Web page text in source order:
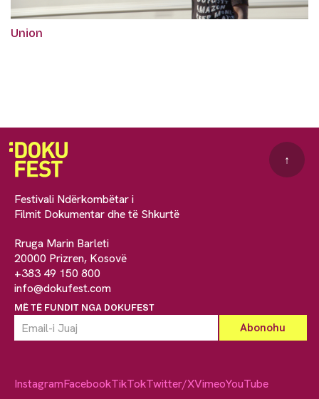
Union
Festivali Ndërkombëtar i
Filmit Dokumentar dhe të Shkurtë
Rruga Marin Barleti
20000 Prizren, Kosovë
+383 49 150 800
info@dokufest.com
MË TË FUNDIT NGA DOKUFEST
↑
InstagramFacebookTikTokTwitter/XVimeoYouTube